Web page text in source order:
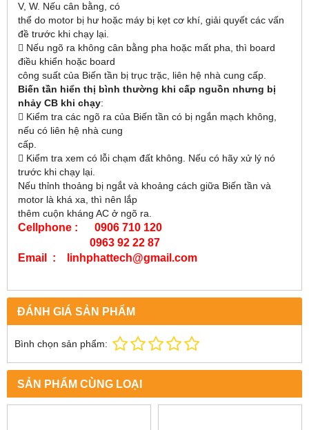
V, W. Nếu cân bằng, có
thể do motor bị hư hoặc máy bị kẹt cơ khí, giải quyết các vấn
đề trước khi chạy lại.
 Nếu ngõ ra không cân bằng pha hoặc mất pha, thì board
điều khiển hoặc board
công suất của Biến tần bị trục trặc, liên hệ nhà cung cấp.
Biến tần hiển thị bình thường khi cấp nguồn nhưng bị
nhảy CB khi chạy:
 Kiểm tra các ngõ ra của Biến tần có bị ngắn mạch không,
nếu có liên hệ nhà cung
cấp.
 Kiểm tra xem có lỗi chạm đất không. Nếu có hãy xử lý nó
trước khi chạy lại.
Nếu thỉnh thoảng bị ngắt và khoảng cách giữa Biến tần và
motor là khá xa, thì nên lắp
thêm cuộn kháng AC ở ngõ ra.
Cellphone : 0906 710 120
0963 92 22 87
Email : linhphattech@gmail.com
ĐÁNH GIÁ SẢN PHẨM
Bình chọn sản phẩm:
SẢN PHẨM CÙNG LOẠI